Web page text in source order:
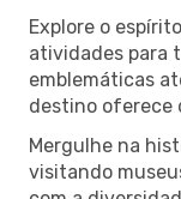
Explore o
atividades para
emblemáticas
destino oferece
Mergulhe na
visitando